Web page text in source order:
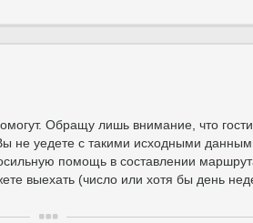
Обращу лишь внимание, что
не уедете с такими исходными
помощь в составлении
выехать (число или хотя бы день